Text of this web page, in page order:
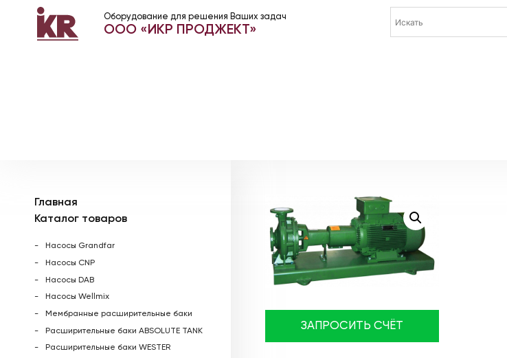
Оборудование для решения Ваших задач
ООО «ИКР ПРОДЖЕКТ»
Главная
Каталог товаров
Насосы Grandfar
Насосы CNP
Насосы DAB
Насосы Wellmix
Мембранные расширительные баки
Расширительные баки ABSOLUTE TANK
Расширительные баки WESTER
ЗАПРОСИТЬ СЧЁТ